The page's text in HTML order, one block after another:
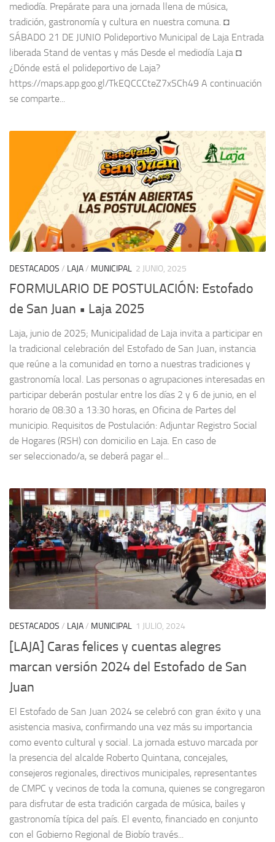
mediodía. Prepárate para una jornada llena de música,
tradición, gastronomía y cultura en nuestra comuna. ◘
SÁBADO 21 DE JUNIO Polideportivo Municipal de Laja Entrada
liberada Stand de ventas y más Desde el mediodía Laja ◘
¿Dónde está el polideportivo de Laja?
https://maps.app.goo.gl/TkEQCCCteZ7xSCh49 A continuación
se comparte...
DESTACADOS / LAJA/ MUNICIPAL 2 JUNIO, 2025
FORMULARIO DE POSTULACIÓN: Estofado
de San Juan • Laja 2025
Laja, junio de 2025; Municipalidad de Laja invita a participar en
la tradicional celebración del Estofado de San Juan, instancia
que reúne a la comunidad en torno a nuestras tradiciones y
gastronomía local. Las personas o agrupaciones interesadas en
participar deberán postular entre los días 2 y 6 de junio, en el
horario de 08:30 a 13:30 horas, en Oficina de Partes del
municipio. Requisitos de Postulación: Adjuntar Registro Social
de Hogares (RSH) con domicilio en Laja. En caso de
ser seleccionado/a, se deberá pagar el...
DESTACADOS / LAJA/ MUNICIPAL 1 JULIO, 2024
[LAJA] Caras felices y cuentas alegres
marcan versión 2024 del Estofado de San
Juan
El Estofado de San Juan 2024 se celebró con gran éxito y una
asistencia masiva, confirmando una vez más su importancia
como evento cultural y social. La jornada estuvo marcada por
la presencia del alcalde Roberto Quintana, concejales,
consejeros regionales, directivos municipales, representantes
de CMPC y vecinos de toda la comuna, quienes se congregaron
para disfrutar de esta tradición cargada de música, bailes y
gastronomía típica del país. El evento, financiado en conjunto
con el Gobierno Regional de Biobío través...